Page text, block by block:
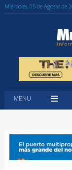
Miércoles, 05 de Agosto de
MENU